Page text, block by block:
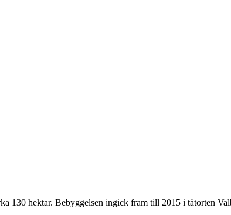
130 hektar. Bebyggelsen ingick fram till 2015 i tätorten